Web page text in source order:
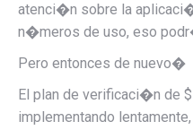
atenci�n sobre la
n�meros de uso, eso
Pero entonces de nuevo�
El plan de verificaci�n de
implementando